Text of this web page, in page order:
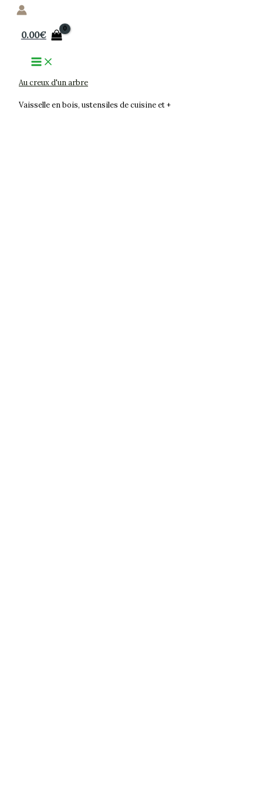
Aller
contenu
0.00€
Au creux d'un arbre
Vaisselle en bois, ustensiles de cuisine et +